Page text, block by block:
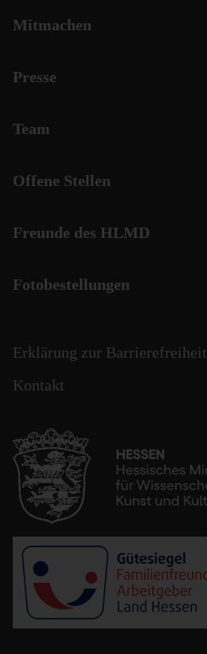
Mitmachen
Presse
Team
Offene Stellen
Freunde des HLMD
Fotobestellungen
Erklärung zur Barrierefreiheit
Kontakt